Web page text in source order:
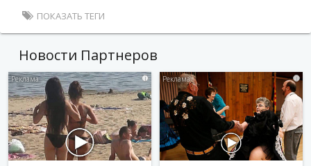
ПОКАЗАТЬ ТЕГИ
Новости Партнеров
i i